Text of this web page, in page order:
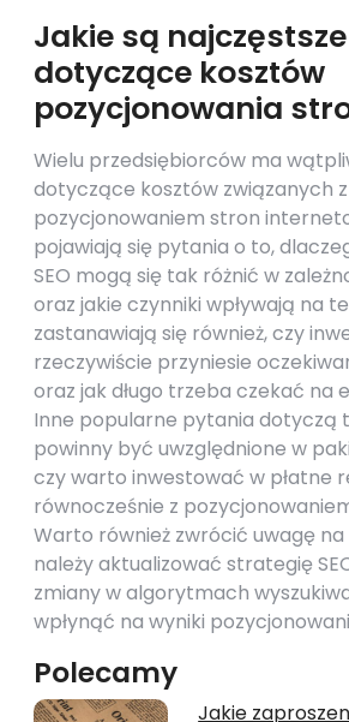
Jakie są
dotyczące kosztów
pozycjonowania
Wielu przedsiębiorców ma
dotyczące kosztów związanych z
pozycjonowaniem stron
pojawiają się pytania o to,
SEO mogą się tak różnić w
oraz jakie czynniki wpływają na
zastanawiają się również, czy
rzeczywiście przyniesie
oraz jak długo trzeba czekać na
Inne popularne pytania dotyczą
powinny być uwzględnione w
czy warto inwestować w płatne
równocześnie z
Warto również zwrócić uwagę
należy aktualizować strategię
zmiany w algorytmach
wpłynąć na wyniki
Polecamy
Jakie